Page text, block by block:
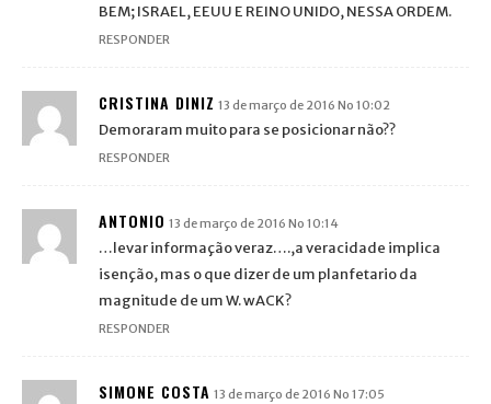
BEM; ISRAEL, EEUU E REINO UNIDO, NESSA ORDEM.
RESPONDER
CRISTINA DINIZ 13 de março de 2016 No 10:02
Demoraram muito para se posicionar não??
RESPONDER
ANTONIO 13 de março de 2016 No 10:14
…levar informação veraz….,a veracidade implica
isenção, mas o que dizer de um planfetario da
magnitude de um W. wACK?
RESPONDER
SIMONE COSTA 13 de março de 2016 No 17:05